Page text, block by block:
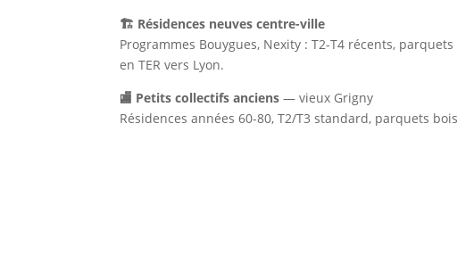
🏗️ Résidences neuves centre-ville
Programmes Bouygues, Nexity : T2-T4 récents,
en TER vers Lyon.
🏬 Petits collectifs anciens — vieux Grigny
Résidences années 60-80, T2/T3 standard, parquets